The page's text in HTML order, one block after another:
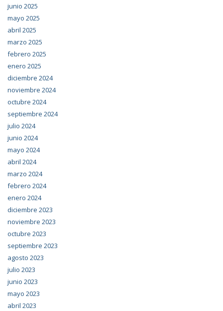
junio 2025
mayo 2025
abril 2025
marzo 2025
febrero 2025
enero 2025
diciembre 2024
noviembre 2024
octubre 2024
septiembre 2024
julio 2024
junio 2024
mayo 2024
abril 2024
marzo 2024
febrero 2024
enero 2024
diciembre 2023
noviembre 2023
octubre 2023
septiembre 2023
agosto 2023
julio 2023
junio 2023
mayo 2023
abril 2023